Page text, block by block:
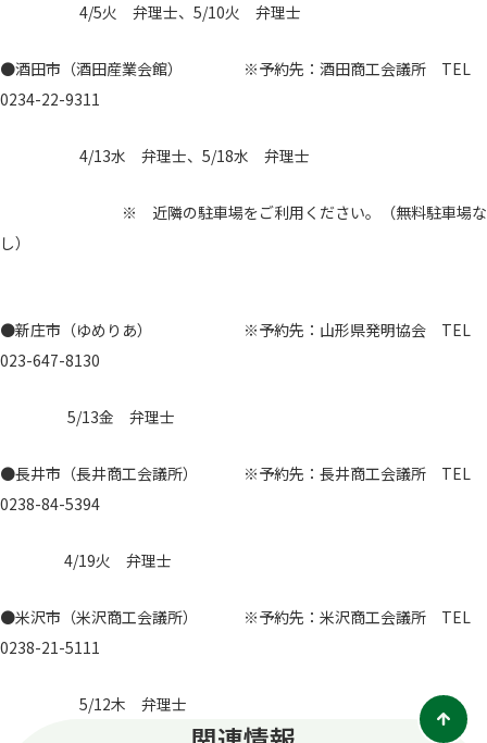
4/5火 弁理士、5/10火 弁理士
●酒田市（酒田産業会館） ※予約先：酒田商工会議所 TEL
0234-22-9311
4/13水 弁理士、5/18水 弁理士
※ 近隣の駐車場をご利用ください。（無料駐車場な
し）
●新庄市（ゆめりあ） ※予約先：山形県発明協会 TEL
023-647-8130
5/13金 弁理士
●長井市（長井商工会議所） ※予約先：長井商工会議所 TEL
0238-84-5394
4/19火 弁理士
●米沢市（米沢商工会議所） ※予約先：米沢商工会議所 TEL
0238-21-5111
5/12木 弁理士